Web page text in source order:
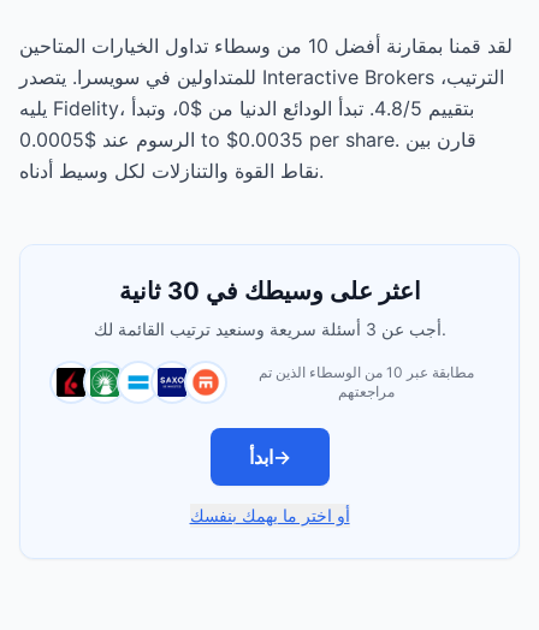
لقد قمنا بمقارنة أفضل 10 من وسطاء تداول الخيارات المتاحين
للمتداولين في سويسرا. يتصدر Interactive Brokers الترتيب،
يليه Fidelity، بتقييم 4.8/5. تبدأ الودائع الدنيا من $0، وتبدأ
الرسوم عند $0.0005 to $0.0035 per share. قارن بين
نقاط القوة والتنازلات لكل وسيط أدناه.
اعثر على وسيطك في 30 ثانية
أجب عن 3 أسئلة سريعة وسنعيد ترتيب القائمة لك.
مطابقة عبر 10 من الوسطاء الذين تم
مراجعتهم
ابدأ→
أو اختر ما يهمك بنفسك